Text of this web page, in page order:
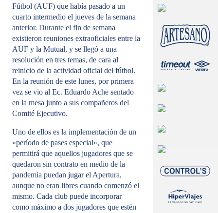
r
Fútbol (AUF) que había pasado a un
cuarto intermedio el jueves de la semana
anterior. Durante el fin de semana
existieron reuniones extraoficiales entre la
AUF y la Mutual, y se llegó a una
resolución en tres temas, de cara al
reinicio de la actividad oficial del fútbol.
En la reunión de este lunes, por primera
vez se vio al Ec. Eduardo Ache sentado
en la mesa junto a sus compañeros del
Comité Ejecutivo.
Uno de ellos es la implementación de un
«período de pases especial», que
permitirá que aquellos jugadores que se
quedaron sin contrato en medio de la
pandemia puedan jugar el Apertura,
aunque no eran libres cuando comenzó el
mismo. Cada club puede incorporar
como máximo a dos jugadores que estén